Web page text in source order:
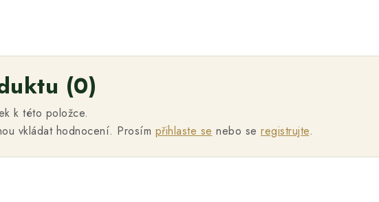
(0)
k této položce.
vkládat hodnocení. Prosím přihlaste se nebo se registrujte.